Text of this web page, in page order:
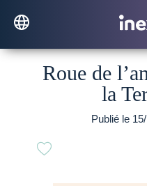
Roue de
la
Publié le